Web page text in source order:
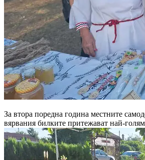
За втора поредна година местните
вярвания билките притежават най-